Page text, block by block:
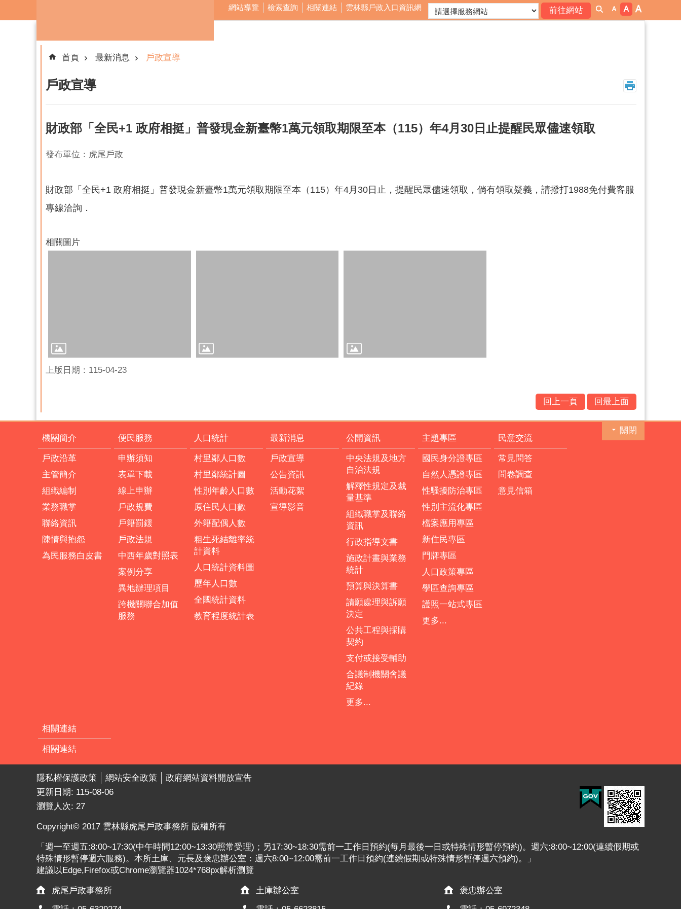
網站導覽 檢索查詢 相關連結 雲林縣戶政入口資訊網
首頁 最新消息 戶政宣導
戶政宣導
財政部「全民+1 政府相挺」普發現金新臺幣1萬元領取期限至本（115）年4月30日止提醒民眾儘速領取
發布單位：虎尾戶政
財政部「全民+1 政府相挺」普發現金新臺幣1萬元領取期限至本（115）年4月30日止，提醒民眾儘速領取，倘有領取疑義，請撥打1988免付費客服
專線洽詢．
相關圖片
上版日期：115-04-23
回上一頁 回最上面
關閉
機關簡介
戶政沿革
主管簡介
組織編制
業務職掌
聯絡資訊
陳情與抱怨
為民服務白皮書
便民服務
申辦須知
表單下載
線上申辦
戶政規費
戶籍罰鍰
戶政法規
中西年歲對照表
案例分享
異地辦理項目
跨機關聯合加值
服務
人口統計
村里鄰人口數
村里鄰統計圖
性別年齡人口數
原住民人口數
外籍配偶人數
粗生死結離率統
計資料
人口統計資料圖
歷年人口數
全國統計資料
教育程度統計表
最新消息
戶政宣導
公告資訊
活動花絮
宣導影音
公開資訊
中央法規及地方
自治法規
解釋性規定及裁
量基準
組織職掌及聯絡
資訊
行政指導文書
施政計畫與業務
統計
預算與決算書
請願處理與訴願
決定
公共工程與採購
契約
支付或接受輔助
合議制機關會議
紀錄
更多...
主題專區
國民身分證專區
自然人憑證專區
性騷擾防治專區
性別主流化專區
檔案應用專區
新住民專區
門牌專區
人口政策專區
學區查詢專區
護照一站式專區
更多...
民意交流
常見問答
問卷調查
意見信箱
相關連結
相關連結
隱私權保護政策 網站安全政策
政府網站資料開放宣告
更新日期: 115-08-06
瀏覽人次: 27
Copyright© 2017 雲林縣虎尾戶政事務所 版權所有
「週一至週五:8:00~17:30(中午時間12:00~13:30照常受理)；另17:30~18:30需前一工作日預約(每月最後一日或特殊情形暫停預約)。週六:8:00~12:00(連續假期或
特殊情形暫停週六服務)。本所土庫、元長及褒忠辦公室：週六8:00~12:00需前一工作日預約(連續假期或特殊情形暫停週六預約)。」
建議以Edge,Firefox或Chrome瀏覽器1024*768px解析瀏覽
虎尾戶政事務所
土庫辦公室
褒忠辦公室